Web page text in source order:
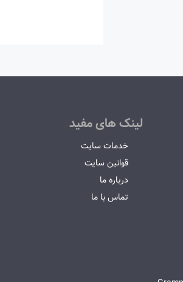
لینک های مفید
خدمات سایت
قوانین سایت
درباره ما
تماس با ما